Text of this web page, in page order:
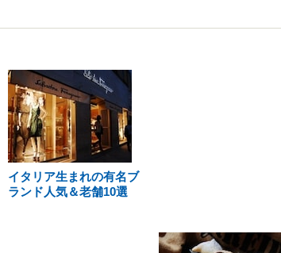
イタリア生まれの有名ブ
ランド人気＆老舗10選